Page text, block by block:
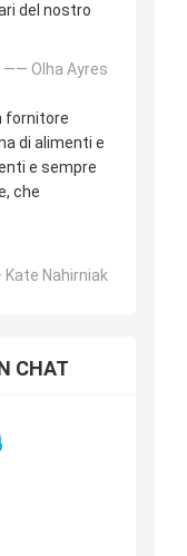
del nostro
—— Olha Ayres
fornitore
di alimenti e
e sempre
che
Nahirniak
CHAT